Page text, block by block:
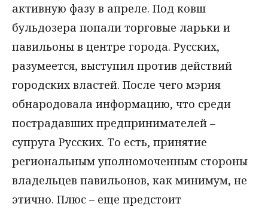
активную фазу в апреле. Под ковш
бульдозера попали торговые ларьки и
павильоны в центре города. Русских,
разумеется, выступил против действий
городских властей. После чего мэрия
обнародовала информацию, что среди
пострадавших предпринимателей –
супруга Русских. То есть, принятие
региональным уполномоченным стороны
владельцев павильонов, как минимум, не
этично. Плюс – еще предстоит